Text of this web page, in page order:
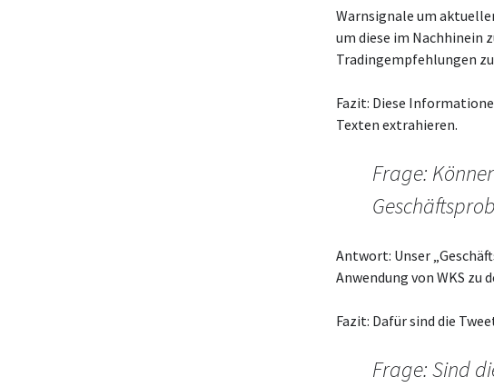
Warnsignale um
um diese im Nachhinein
Tradingempfehlungen
Fazit: Diese
Texten extrahieren.
Frage:
Antwort: Unser
Anwendung von WKS zu
Fazit: Dafür sind die
Frage: Sind